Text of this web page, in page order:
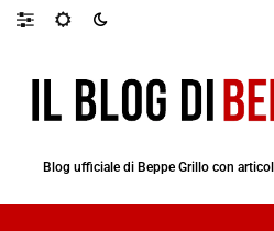
Blog ufficiale di Beppe Grillo con